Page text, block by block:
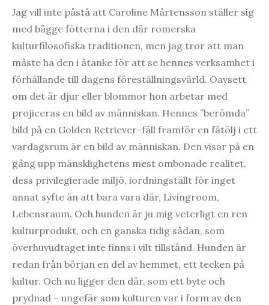
Jag vill inte påstå att Caroline Mårtensson ställer sig
med bägge fötterna i den där romerska
kulturfilosofiska traditionen, men jag tror att man
måste ha den i åtanke för att se hennes verksamhet i
förhållande till dagens föreställningsvärld. Oavsett
om det är djur eller blommor hon arbetar med
projiceras en bild av människan. Hennes ”berömda”
bild på en Golden Retriever-fäll framför en fåtölj i ett
vardagsrum är en bild av människan. Den visar på en
gång upp mänsklighetens mest ombonade realitet,
dess privilegierade miljö, iordningställt för inget
annat syfte än att bara vara där, Livingroom,
Lebensraum. Och hunden är ju mig veterligt en ren
kulturprodukt, och en ganska tidig sådan, som
överhuvudtaget inte finns i vilt tillstånd. Hunden är
redan från början en del av hemmet, ett tecken på
kultur. Och nu ligger den där, som ett byte och
prydnad – ungefär som kulturen var i form av den